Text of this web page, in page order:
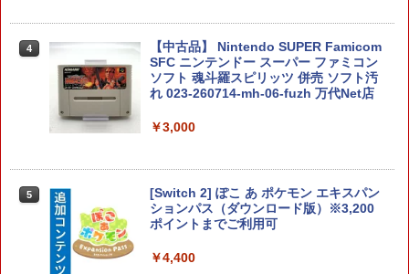
ハードポーチ ゲームカード12枚収納 ア
クセサリーポーチ
￥2,653
【顧客満足度98.3%】 Switch2 ケース
ch lite/Switch 有機ELモテルに対応 収納
バッグ 防水 防塵 耐衝撃 持ち運び便利 ポ
ーチ スタンド/コントローラー/カード/ド
ックなど収納可能 カバー 収納ボックス
版
￥3,878
シルバースタージャパン 【PS5】遊んで
30494 PS5 ギンセイショウギ DX 2]
￥4,480
4
【中古品】 Nintendo SUPER Famicom
SFC ニンテンドー スーパー ファミコン
ソフト 魂斗羅スピリッツ 併売 ソフト汚
れ 023-260714-mh-06-fuzh 万代Net店
￥3,000
5
[Switch 2] ぽこ あ ポケモン エキスパン
ションパス（ダウンロード版）※3,200
ポイントまでご利用可
￥4,400